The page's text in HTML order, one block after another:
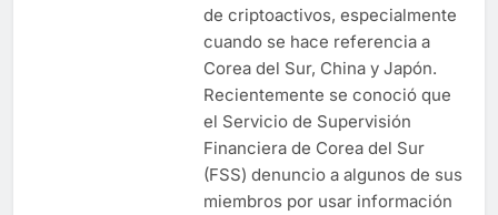
de criptoactivos, especialmente
cuando se hace referencia a
Corea del Sur, China y Japón.
Recientemente se conoció que
el Servicio de Supervisión
Financiera de Corea del Sur
(FSS) denuncio a algunos de sus
miembros por usar información